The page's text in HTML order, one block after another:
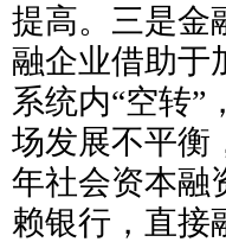
提高。三是金
融企业借助于
系统内“空转”
场发展不平衡
年社会资本融
赖银行，直接